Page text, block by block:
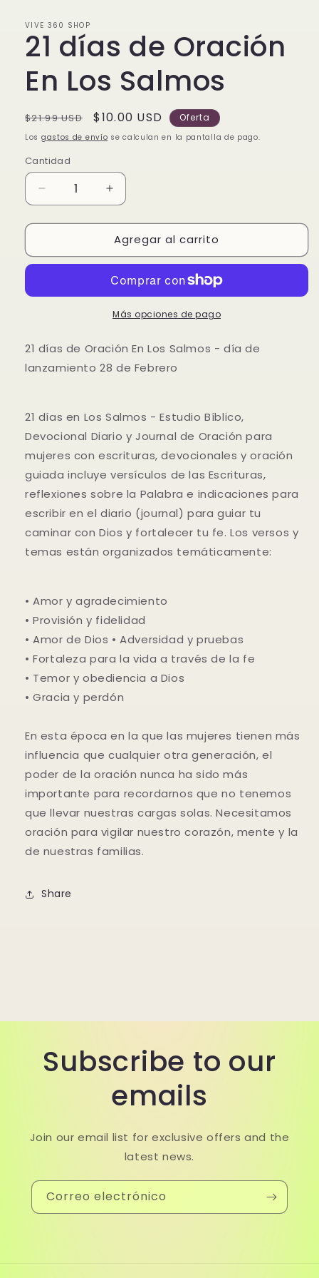
VIVE 360 SHOP
21 días de Oración
En Los Salmos
Precio
habitual
$21.99 USD
Precio
de
$10.00 USD Oferta
Los gastos de envío se calculan en la pantalla de pago.
Cantidad
Reducir
cantidad
para
días
En
Aumentar
cantidad
para
21
días
Oración
En
Los
Agregar al carrito
Más opciones de pago
21 días de Oración En Los Salmos - día de
lanzamiento 28 de Febrero
21 días en Los Salmos - Estudio Bíblico,
Devocional Diario y Journal de Oración para
mujeres con escrituras, devocionales y oración
guiada incluye versículos de las Escrituras,
reflexiones sobre la Palabra e indicaciones para
escribir en el diario (journal) para guiar tu
caminar con Dios y fortalecer tu fe. Los versos y
temas están organizados temáticamente:
• Amor y agradecimiento
• Provisión y fidelidad
• Amor de Dios • Adversidad y pruebas
• Fortaleza para la vida a través de la fe
• Temor y obediencia a Dios
• Gracia y perdón
En esta época en la que las mujeres tienen más
influencia que cualquier otra generación, el
poder de la oración nunca ha sido más
importante para recordarnos que no tenemos
que llevar nuestras cargas solas. Necesitamos
oración para vigilar nuestro corazón, mente y la
de nuestras familias.
Share
Subscribe to our
emails
Join our email list for exclusive offers and the
latest news.
Correo electrónico